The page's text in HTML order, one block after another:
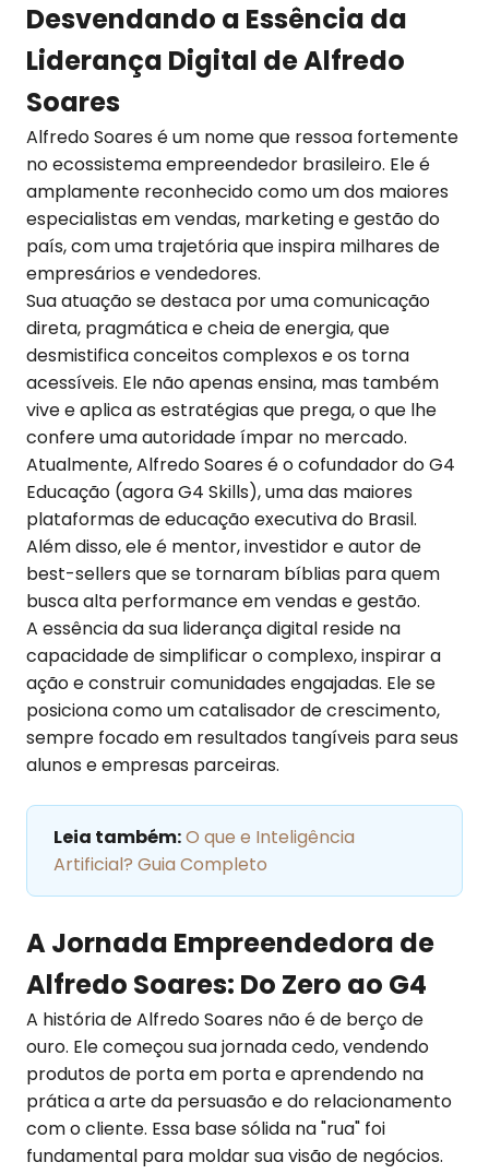
Desvendando a Essência da
Liderança Digital de Alfredo
Soares
Alfredo Soares é um nome que ressoa fortemente
no ecossistema empreendedor brasileiro. Ele é
amplamente reconhecido como um dos maiores
especialistas em vendas, marketing e gestão do
país, com uma trajetória que inspira milhares de
empresários e vendedores.
Sua atuação se destaca por uma comunicação
direta, pragmática e cheia de energia, que
desmistifica conceitos complexos e os torna
acessíveis. Ele não apenas ensina, mas também
vive e aplica as estratégias que prega, o que lhe
confere uma autoridade ímpar no mercado.
Atualmente, Alfredo Soares é o cofundador do G4
Educação (agora G4 Skills), uma das maiores
plataformas de educação executiva do Brasil.
Além disso, ele é mentor, investidor e autor de
best-sellers que se tornaram bíblias para quem
busca alta performance em vendas e gestão.
A essência da sua liderança digital reside na
capacidade de simplificar o complexo, inspirar a
ação e construir comunidades engajadas. Ele se
posiciona como um catalisador de crescimento,
sempre focado em resultados tangíveis para seus
alunos e empresas parceiras.
Leia também:O que e Inteligência
Artificial? Guia Completo
A Jornada Empreendedora de
Alfredo Soares: Do Zero ao G4
A história de Alfredo Soares não é de berço de
ouro. Ele começou sua jornada cedo, vendendo
produtos de porta em porta e aprendendo na
prática a arte da persuasão e do relacionamento
com o cliente. Essa base sólida na "rua" foi
fundamental para moldar sua visão de negócios.